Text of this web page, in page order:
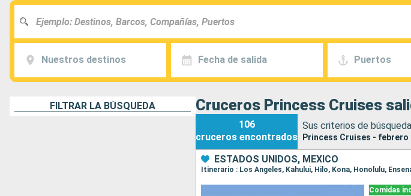
Nuestros destinos Fecha de salida Puertos
FILTRAR LA BÚSQUEDA Cruceros Princess Cruises
106
cruceros encontrados
Sus criterios de
Princess Cruises - febrero
ESTADOS UNIDOS, MÉXICO
Itinerario : Los Angeles, Kahului, Hilo, Kona, Honolulu,
Comidas